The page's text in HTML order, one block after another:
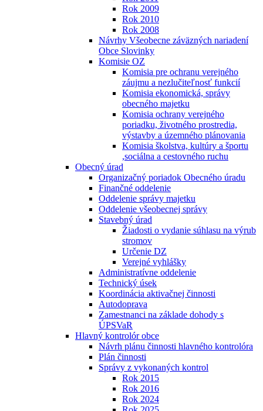
Rok 2009
Rok 2010
Rok 2008
Návrhy Všeobecne záväzných nariadení
Obce Slovinky
Komisie OZ
Komisia pre ochranu verejného
záujmu a nezlučiteľnosť funkcií
Komisia ekonomická, správy
obecného majetku
Komisia ochrany verejného
poriadku, životného prostredia,
výstavby a územného plánovania
Komisia školstva, kultúry a športu
,sociálna a cestovného ruchu
Obecný úrad
Organizačný poriadok Obecného úradu
Finančné oddelenie
Oddelenie správy majetku
Oddelenie všeobecnej správy
Stavebný úrad
Žiadosti o vydanie súhlasu na výrub
stromov
Určenie DZ
Verejné vyhlášky
Administratívne oddelenie
Technický úsek
Koordinácia aktivačnej činnosti
Autodoprava
Zamestnanci na základe dohody s
ÚPSVaR
Hlavný kontrolór obce
Návrh plánu činnosti hlavného kontrolóra
Plán činnosti
Správy z vykonaných kontrol
Rok 2015
Rok 2016
Rok 2024